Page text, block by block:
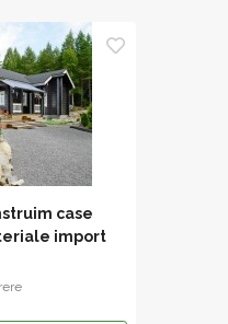
case
import